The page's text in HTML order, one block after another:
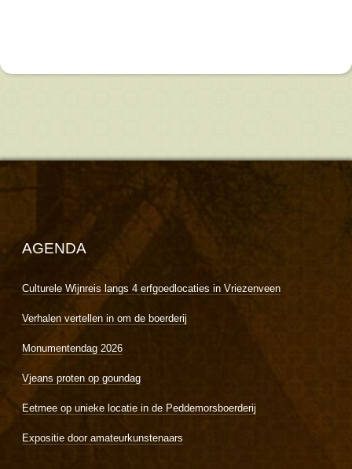
AGENDA
Culturele Wijnreis langs 4 erfgoedlocaties in Vriezenveen
Verhalen vertellen in om de boerderij
Monumentendag 2026
Vjeans proten op goundag
Eetmee op unieke locatie in de Peddemorsboerderij
Expositie door amateurkunstenaars